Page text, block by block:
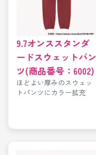
9.7オンススタンダ
ードスウェットパン
ツ(商品番号：6002)
ほどよい厚みのスウェッ
トパンツにカラー拡充